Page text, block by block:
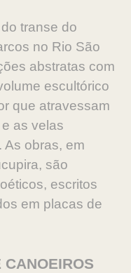
transe do
no Rio São
abstratas com
escultórico
que atravessam
as velas
As obras, em
são
escritos
em placas de